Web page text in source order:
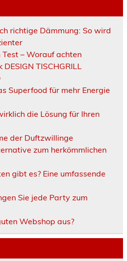
richtige Dämmung: So wird
– Worauf achten
TISCHGRILL
Superfood für mehr Energie
die Lösung für Ihren
der Duftzwillinge
zum herkömmlichen
gibt es? Eine umfassende
Sie jede Party zum
Webshop aus?